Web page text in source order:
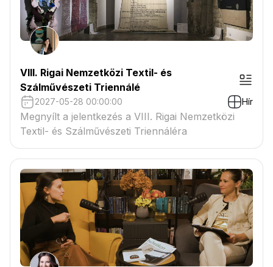
VIII. Rigai Nemzetközi Textil- és
Szálművészeti Triennálé
2027-05-28 00:00:00 Hír
Megnyílt a jelentkezés a VIII. Rigai Nemzetközi
Textil- és Szálművészeti Triennáléra